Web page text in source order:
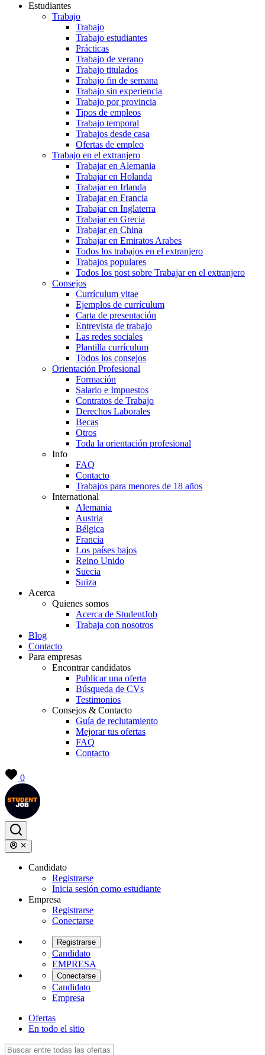
Estudiantes
Trabajo
Trabajo
Trabajo estudiantes
Prácticas
Trabajo de verano
Trabajo titulados
Trabajo fin de semana
Trabajo sin experiencia
Trabajo por provincia
Tipos de empleos
Trabajo temporal
Trabajos desde casa
Ofertas de empleo
Trabajo en el extranjero
Trabajar en Alemania
Trabajar en Holanda
Trabajar en Irlanda
Trabajar en Francia
Trabajar en Inglaterra
Trabajar en Grecia
Trabajar en China
Trabajar en Emiratos Arabes
Todos los trabajos en el extranjero
Trabajos populares
Todos los post sobre Trabajar en el extranjero
Consejos
Currículum vitae
Ejemplos de currículum
Carta de presentación
Entrevista de trabajo
Las redes sociales
Plantilla currículum
Todos los consejos
Orientación Profesional
Formación
Salario e Impuestos
Contratos de Trabajo
Derechos Laborales
Becas
Otros
Toda la orientación profesional
Info
FAQ
Contacto
Trabajos para menores de 18 años
International
Alemania
Austria
Bélgica
Francia
Los países bajos
Reino Unido
Suecia
Suiza
Acerca
Quienes somos
Acerca de StudentJob
Trabaja con nosotros
Blog
Contacto
Para empresas
Encontrar candidatos
Publicar una oferta
Búsqueda de CVs
Testimonios
Consejos & Contacto
Guía de reclutamiento
Mejorar tus ofertas
FAQ
Contacto
0
Candidato
Registrarse
Inicia sesión como estudiante
Empresa
Registrarse
Conectarse
Registrarse
Candidato
EMPRESA
Conectarse
Candidato
Empresa
Ofertas
En todo el sitio